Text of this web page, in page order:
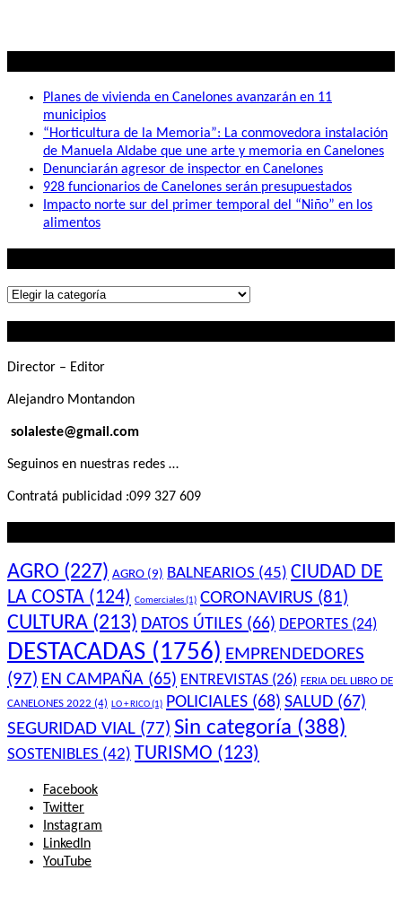
Planes de vivienda en Canelones avanzarán en 11
municipios
“Horticultura de la Memoria”: La conmovedora instalación
de Manuela Aldabe que une arte y memoria en Canelones
Denunciarán agresor de inspector en Canelones
928 funcionarios de Canelones serán presupuestados
Impacto norte sur del primer temporal del “Niño” en los
alimentos
Lo
Director – Editor
Alejandro Montandon
solaleste@gmail.com
Seguinos en nuestras redes …
Contratá publicidad :099 327 609
AGRO (227) AGRO (9) BALNEARIOS (45) CIUDAD DE
LA COSTA (124) Comerciales(1) CORONAVIRUS (81)
CULTURA (213) DATOS ÚTILES (66) DEPORTES (24)
DESTACADAS (1756) EMPRENDEDORES
(97) EN CAMPAÑA (65) ENTREVISTAS (26) FERIA DEL LIBRO DE
CANELONES 2022 (4) LO + RICO(1) POLICIALES (68) SALUD (67)
SEGURIDAD VIAL (77) Sin categoría (388)
SOSTENIBLES (42) TURISMO (123)
Facebook
Twitter
Instagram
LinkedIn
YouTube